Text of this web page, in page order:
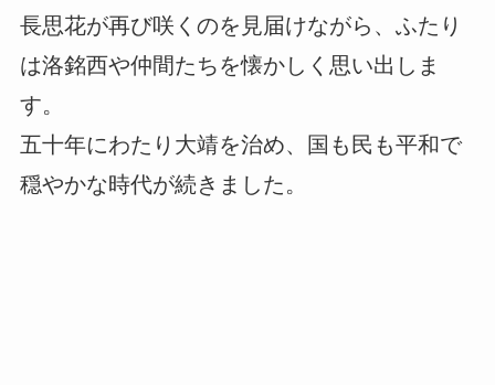
長思花が再び咲くのを見届けながら、ふたり
は洛銘西や仲間たちを懐かしく思い出しま
す。
五十年にわたり大靖を治め、国も民も平和で
穏やかな時代が続きました。